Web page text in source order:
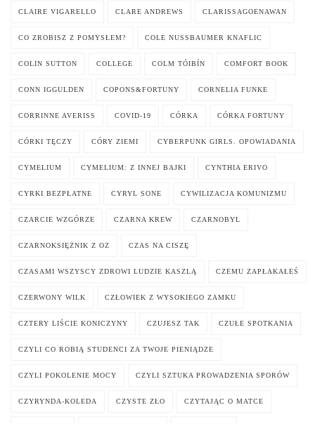
CLAIRE VIGARELLO CLARE ANDREWS CLARISSAGOENAWAN
CO ZROBISZ Z POMYSŁEM? COLE NUSSBAUMER KNAFLIC
COLIN SUTTON COLLEGE COLM TÓIBÍN COMFORT BOOK
CONN IGGULDEN COPONS&FORTUNY CORNELIA FUNKE
CORRINNE AVERISS COVID-19 CÓRKA CÓRKA FORTUNY
CÓRKI TĘCZY CÓRY ZIEMI CYBERPUNK GIRLS. OPOWIADANIA
CYMELIUM CYMELIUM: Z INNEJ BAJKI CYNTHIA ERIVO
CYRKI BEZPŁATNE CYRYL SONE CYWILIZACJA KOMUNIZMU
CZARCIE WZGÓRZE CZARNA KREW CZARNOBYL
CZARNOKSIĘŻNIK Z OZ CZAS NA CISZĘ
CZASAMI WSZYSCY ZDROWI LUDZIE KASZLĄ CZEMU ZAPŁAKAŁEŚ
CZERWONY WILK CZŁOWIEK Z WYSOKIEGO ZAMKU
CZTERY LIŚCIE KONICZYNY CZUJESZ TAK CZUŁE SPOTKANIA
CZYLI CO ROBIĄ STUDENCI ZA TWOJE PIENIĄDZE
CZYLI POKOLENIE MOCY CZYLI SZTUKA PROWADZENIA SPORÓW
CZYRYNDA-KOLEDA CZYSTE ZŁO CZYTAJĄC O MATCE